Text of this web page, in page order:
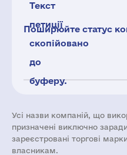
Текст
петиції
скопійовано
до
буферу.
Поширюйте статус
Усі назви компаній, що
призначені виключно заради
зареєстровані торгові
власникам.